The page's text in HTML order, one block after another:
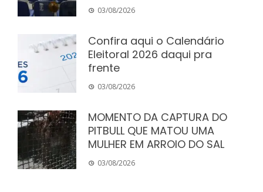
03/08/2026
Confira aqui o Calendário
Eleitoral 2026 daqui pra
frente
03/08/2026
MOMENTO DA CAPTURA DO
PITBULL QUE MATOU UMA
MULHER EM ARROIO DO SAL
03/08/2026